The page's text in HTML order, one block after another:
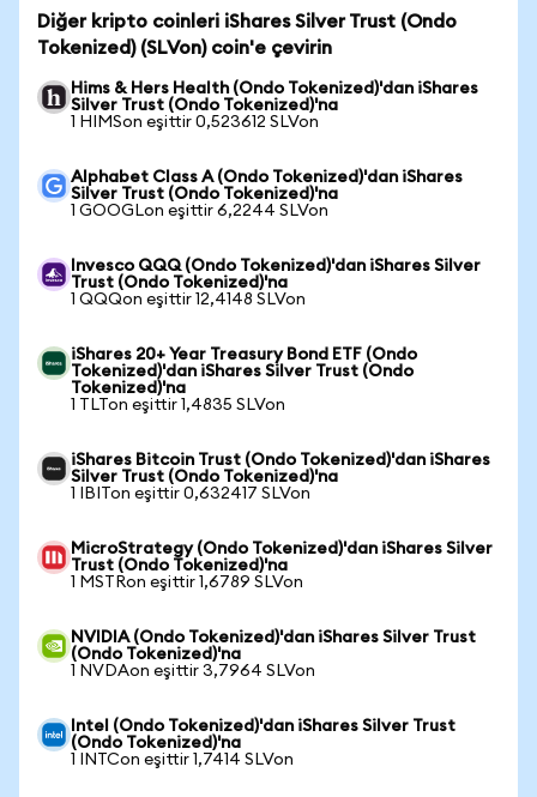
Diğer kripto coinleri iShares Silver Trust (Ondo
Tokenized) (SLVon) coin'e çevirin
Hims & Hers Health (Ondo Tokenized)'dan iShares
Silver Trust (Ondo Tokenized)'na
1 HIMSon eşittir 0,523612 SLVon
Alphabet Class A (Ondo Tokenized)'dan iShares
Silver Trust (Ondo Tokenized)'na
1 GOOGLon eşittir 6,2244 SLVon
Invesco QQQ (Ondo Tokenized)'dan iShares Silver
Trust (Ondo Tokenized)'na
1 QQQon eşittir 12,4148 SLVon
iShares 20+ Year Treasury Bond ETF (Ondo
Tokenized)'dan iShares Silver Trust (Ondo
Tokenized)'na
1 TLTon eşittir 1,4835 SLVon
iShares Bitcoin Trust (Ondo Tokenized)'dan iShares
Silver Trust (Ondo Tokenized)'na
1 IBITon eşittir 0,632417 SLVon
MicroStrategy (Ondo Tokenized)'dan iShares Silver
Trust (Ondo Tokenized)'na
1 MSTRon eşittir 1,6789 SLVon
NVIDIA (Ondo Tokenized)'dan iShares Silver Trust
(Ondo Tokenized)'na
1 NVDAon eşittir 3,7964 SLVon
Intel (Ondo Tokenized)'dan iShares Silver Trust
(Ondo Tokenized)'na
1 INTCon eşittir 1,7414 SLVon